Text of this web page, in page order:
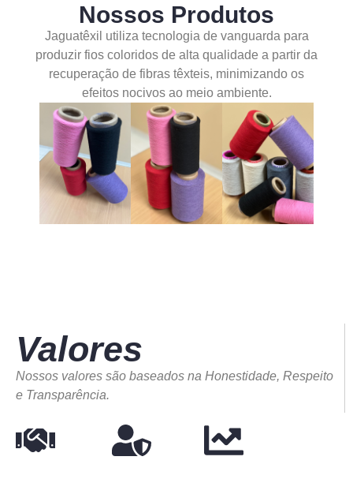
Nossos Produtos
Jaguatêxil utiliza tecnologia de vanguarda para
produzir fios coloridos de alta qualidade a partir da
recuperação de fibras têxteis, minimizando os
efeitos nocivos ao meio ambiente.
Valores
Nossos valores são baseados na Honestidade, Respeito
e Transparência.